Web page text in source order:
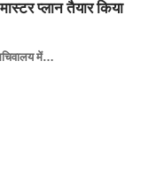
प्‍लान तैयार किया
में…